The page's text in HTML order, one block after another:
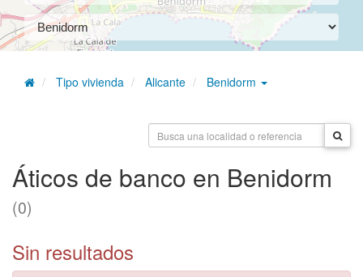
Tipo vivienda Alicante Benidorm
Áticos de banco en Benidorm
(0)
Sin resultados